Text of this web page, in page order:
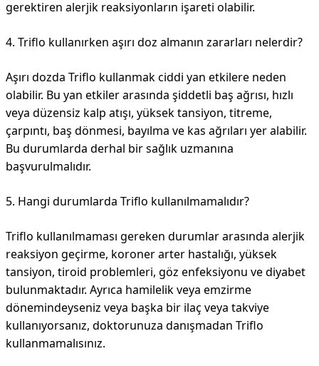
gerektiren alerjik reaksiyonların işareti olabilir.
4. Triflo kullanırken aşırı doz almanın zararları nelerdir?
Aşırı dozda Triflo kullanmak ciddi yan etkilere neden
olabilir. Bu yan etkiler arasında şiddetli baş ağrısı, hızlı
veya düzensiz kalp atışı, yüksek tansiyon, titreme,
çarpıntı, baş dönmesi, bayılma ve kas ağrıları yer alabilir.
Bu durumlarda derhal bir sağlık uzmanına
başvurulmalıdır.
5. Hangi durumlarda Triflo kullanılmamalıdır?
Triflo kullanılmaması gereken durumlar arasında alerjik
reaksiyon geçirme, koroner arter hastalığı, yüksek
tansiyon, tiroid problemleri, göz enfeksiyonu ve diyabet
bulunmaktadır. Ayrıca hamilelik veya emzirme
dönemindeyseniz veya başka bir ilaç veya takviye
kullanıyorsanız, doktorunuza danışmadan Triflo
kullanmamalısınız.